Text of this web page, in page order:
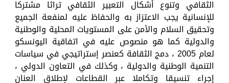
الثقافي وتنوع أشكال التعبير الثقافي تراثا مشتركا
للإنسانية يجب الاعتزاز به والحفاظ عليه لمنفعة الجميع
وتحقيق السلام والأمن على المستويات المحلية والوطنية
والدولية كما هو منصوص عليه في اتفاقية اليونسكو
لعام 2005 ، دمج الثقافة كعنصر إستراتيجي في سياسات
التنمية الوطنية والدولية ، وكذلك في التعاون الدولي ،
إجراء تنسيقا وتكاملا عبر القطاعات لإطلاق العنان